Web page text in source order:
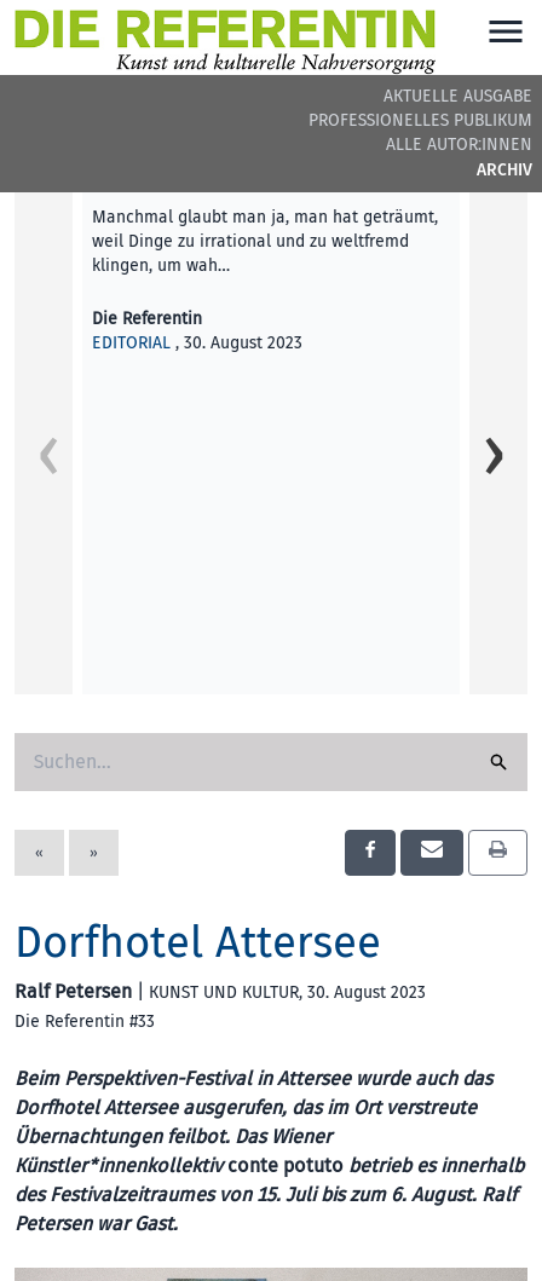
AKTUELLE AUSGABE
PROFESSIONELLES PUBLIKUM
ALLE AUTOR:INNEN
ARCHIV
DIE REFERENTIN #33 - BEITRÄGE DER AUSGABE
Manchmal glaubt man ja, man hat geträumt,
weil Dinge zu irrational und zu weltfremd
klingen, um wah…
Die Referentin
EDITORIAL , 30. August 2023
Über
Conny
« »
Dorfhotel Attersee
Ralf Petersen KUNST UND KULTUR, 30. August 2023
Die Referentin #33
Beim Perspektiven-Festival in Attersee wurde auch das
Dorfhotel Attersee ausgerufen, das im Ort verstreute
Übernachtungen feilbot. Das Wiener
Künstler*innenkollektivconte potuto betrieb es innerhalb
des Festivalzeitraumes von 15. Juli bis zum 6. August. Ralf
Petersen war Gast.